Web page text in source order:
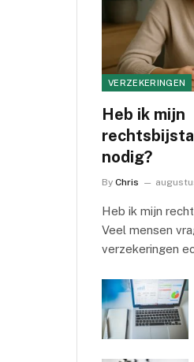
VERZEKERINGEN
Heb ik mijn
nodig?
By Chris
Heb ik mijn
Veel mensen
verzekeringen